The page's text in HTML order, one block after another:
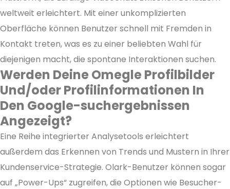
weltweit erleichtert. Mit einer unkomplizierten
Oberfläche können Benutzer schnell mit Fremden in
Kontakt treten, was es zu einer beliebten Wahl für
diejenigen macht, die spontane Interaktionen suchen.
Werden Deine Omegle Profilbilder
Und/oder Profilinformationen In
Den Google-suchergebnissen
Angezeigt?
Eine Reihe integrierter Analysetools erleichtert
außerdem das Erkennen von Trends und Mustern in Ihrer
Kundenservice-Strategie. Olark-Benutzer können sogar
auf „Power-Ups“ zugreifen, die Optionen wie Besucher-